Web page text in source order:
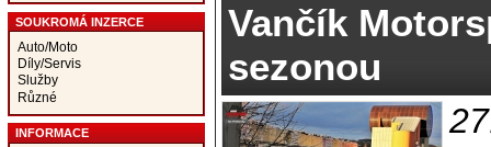
SOUKROMÁ INZERCE
Auto/Moto
Díly/Servis
Služby
Různé
INFORMACE
Vančík
sezonou